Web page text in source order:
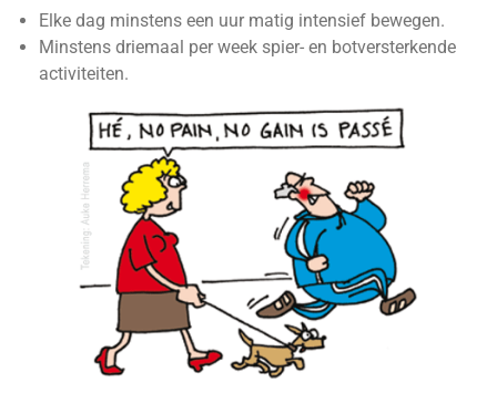
Elke dag minstens een uur matig intensief bewegen.
Minstens driemaal per week spier- en botversterkende
activiteiten.